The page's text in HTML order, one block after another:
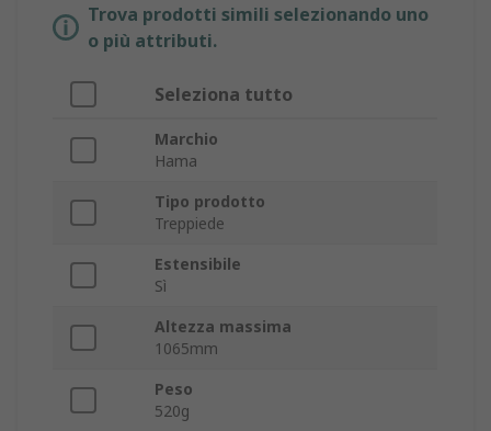
Trova prodotti simili selezionando uno
o più attributi.
Seleziona tutto
Marchio
Hama
Tipo prodotto
Treppiede
Estensibile
Sì
Altezza massima
1065mm
Peso
520g